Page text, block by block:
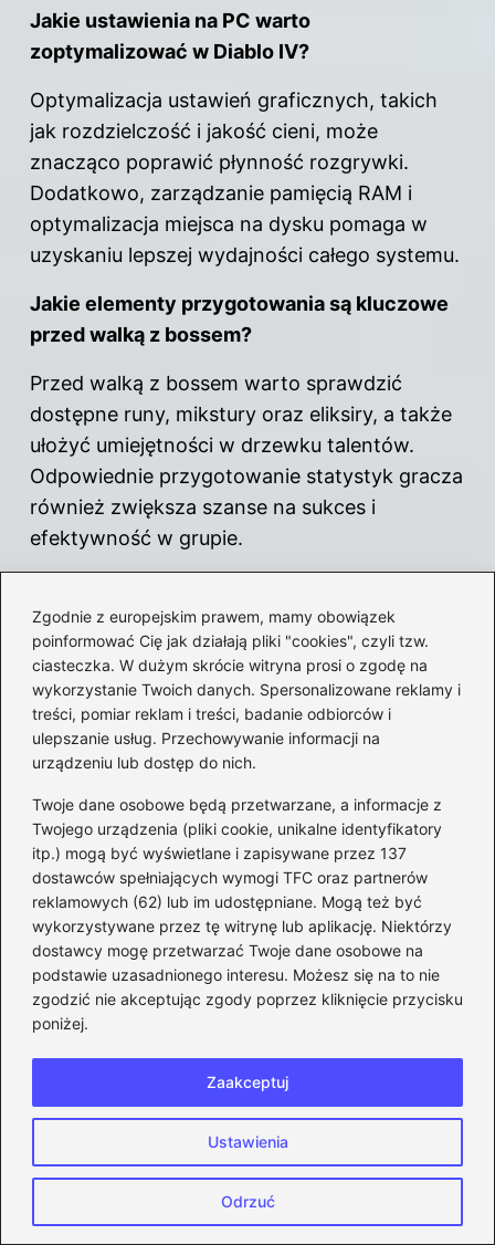
Zgodnie z europejskim prawem, mamy obowiązek
poinformować Cię jak działają pliki "cookies", czyli tzw.
ciasteczka. W dużym skrócie witryna prosi o zgodę na
wykorzystanie Twoich danych. Spersonalizowane reklamy i
treści, pomiar reklam i treści, badanie odbiorców i
ulepszanie usług. Przechowywanie informacji na
urządzeniu lub dostęp do nich.
Twoje dane osobowe będą przetwarzane, a informacje z
Twojego urządzenia (pliki cookie, unikalne identyfikatory
itp.) mogą być wyświetlane i zapisywane przez 137
dostawców spełniających wymogi TFC oraz partnerów
reklamowych (62) lub im udostępniane. Mogą też być
wykorzystywane przez tę witrynę lub aplikację. Niektórzy
dostawcy mogę przetwarzać Twoje dane osobowe na
podstawie uzasadnionego interesu. Możesz się na to nie
zgodzić nie akceptując zgody poprzez kliknięcie przycisku
poniżej.
Ustawienia
Odrzuć
Zaakceptuj
Jakie ustawienia na PC warto
zoptymalizować w Diablo IV?
Optymalizacja ustawień graficznych, takich
jak rozdzielczość i jakość cieni, może
znacząco poprawić płynność rozgrywki.
Dodatkowo, zarządzanie pamięcią RAM i
optymalizacja miejsca na dysku pomaga w
uzyskaniu lepszej wydajności całego systemu.
Jakie elementy przygotowania są kluczowe
przed walką z bossem?
Przed walką z bossem warto sprawdzić
dostępne runy, mikstury oraz eliksiry, a także
ułożyć umiejętności w drzewku talentów.
Odpowiednie przygotowanie statystyk gracza
również zwiększa szanse na sukces i
efektywność w grupie.
DiabloIV, Pułapki w Diablo IV, Optymalizacja
rozgrywki w Diablo IV, Wspólne pokonywanie
bossów w Diablo IV.
Powiązane wpisy:
Odkryj bezpieczne sposoby ściągania
gier na telefon bez ryzyka i ukrytych
opłat
Pięć łatwych sposobów na wgranie gier
na PS Vita
Co przynosi sezon 33 w Diablo 3? Odkryj
najważniejsze zmiany i nowości
Odwiedź te miejsca, gdzie kupić stare
gry i odkryj prawdziwe skarby retro!
Łatwe łączenie kont Epic Games z Steam
– poznaj kilka prostych kroków
Jak zrealizować marzenie o tworzeniu